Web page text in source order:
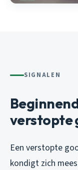
SIGNALEN
verstopte
Een verstopte
kondigt zich